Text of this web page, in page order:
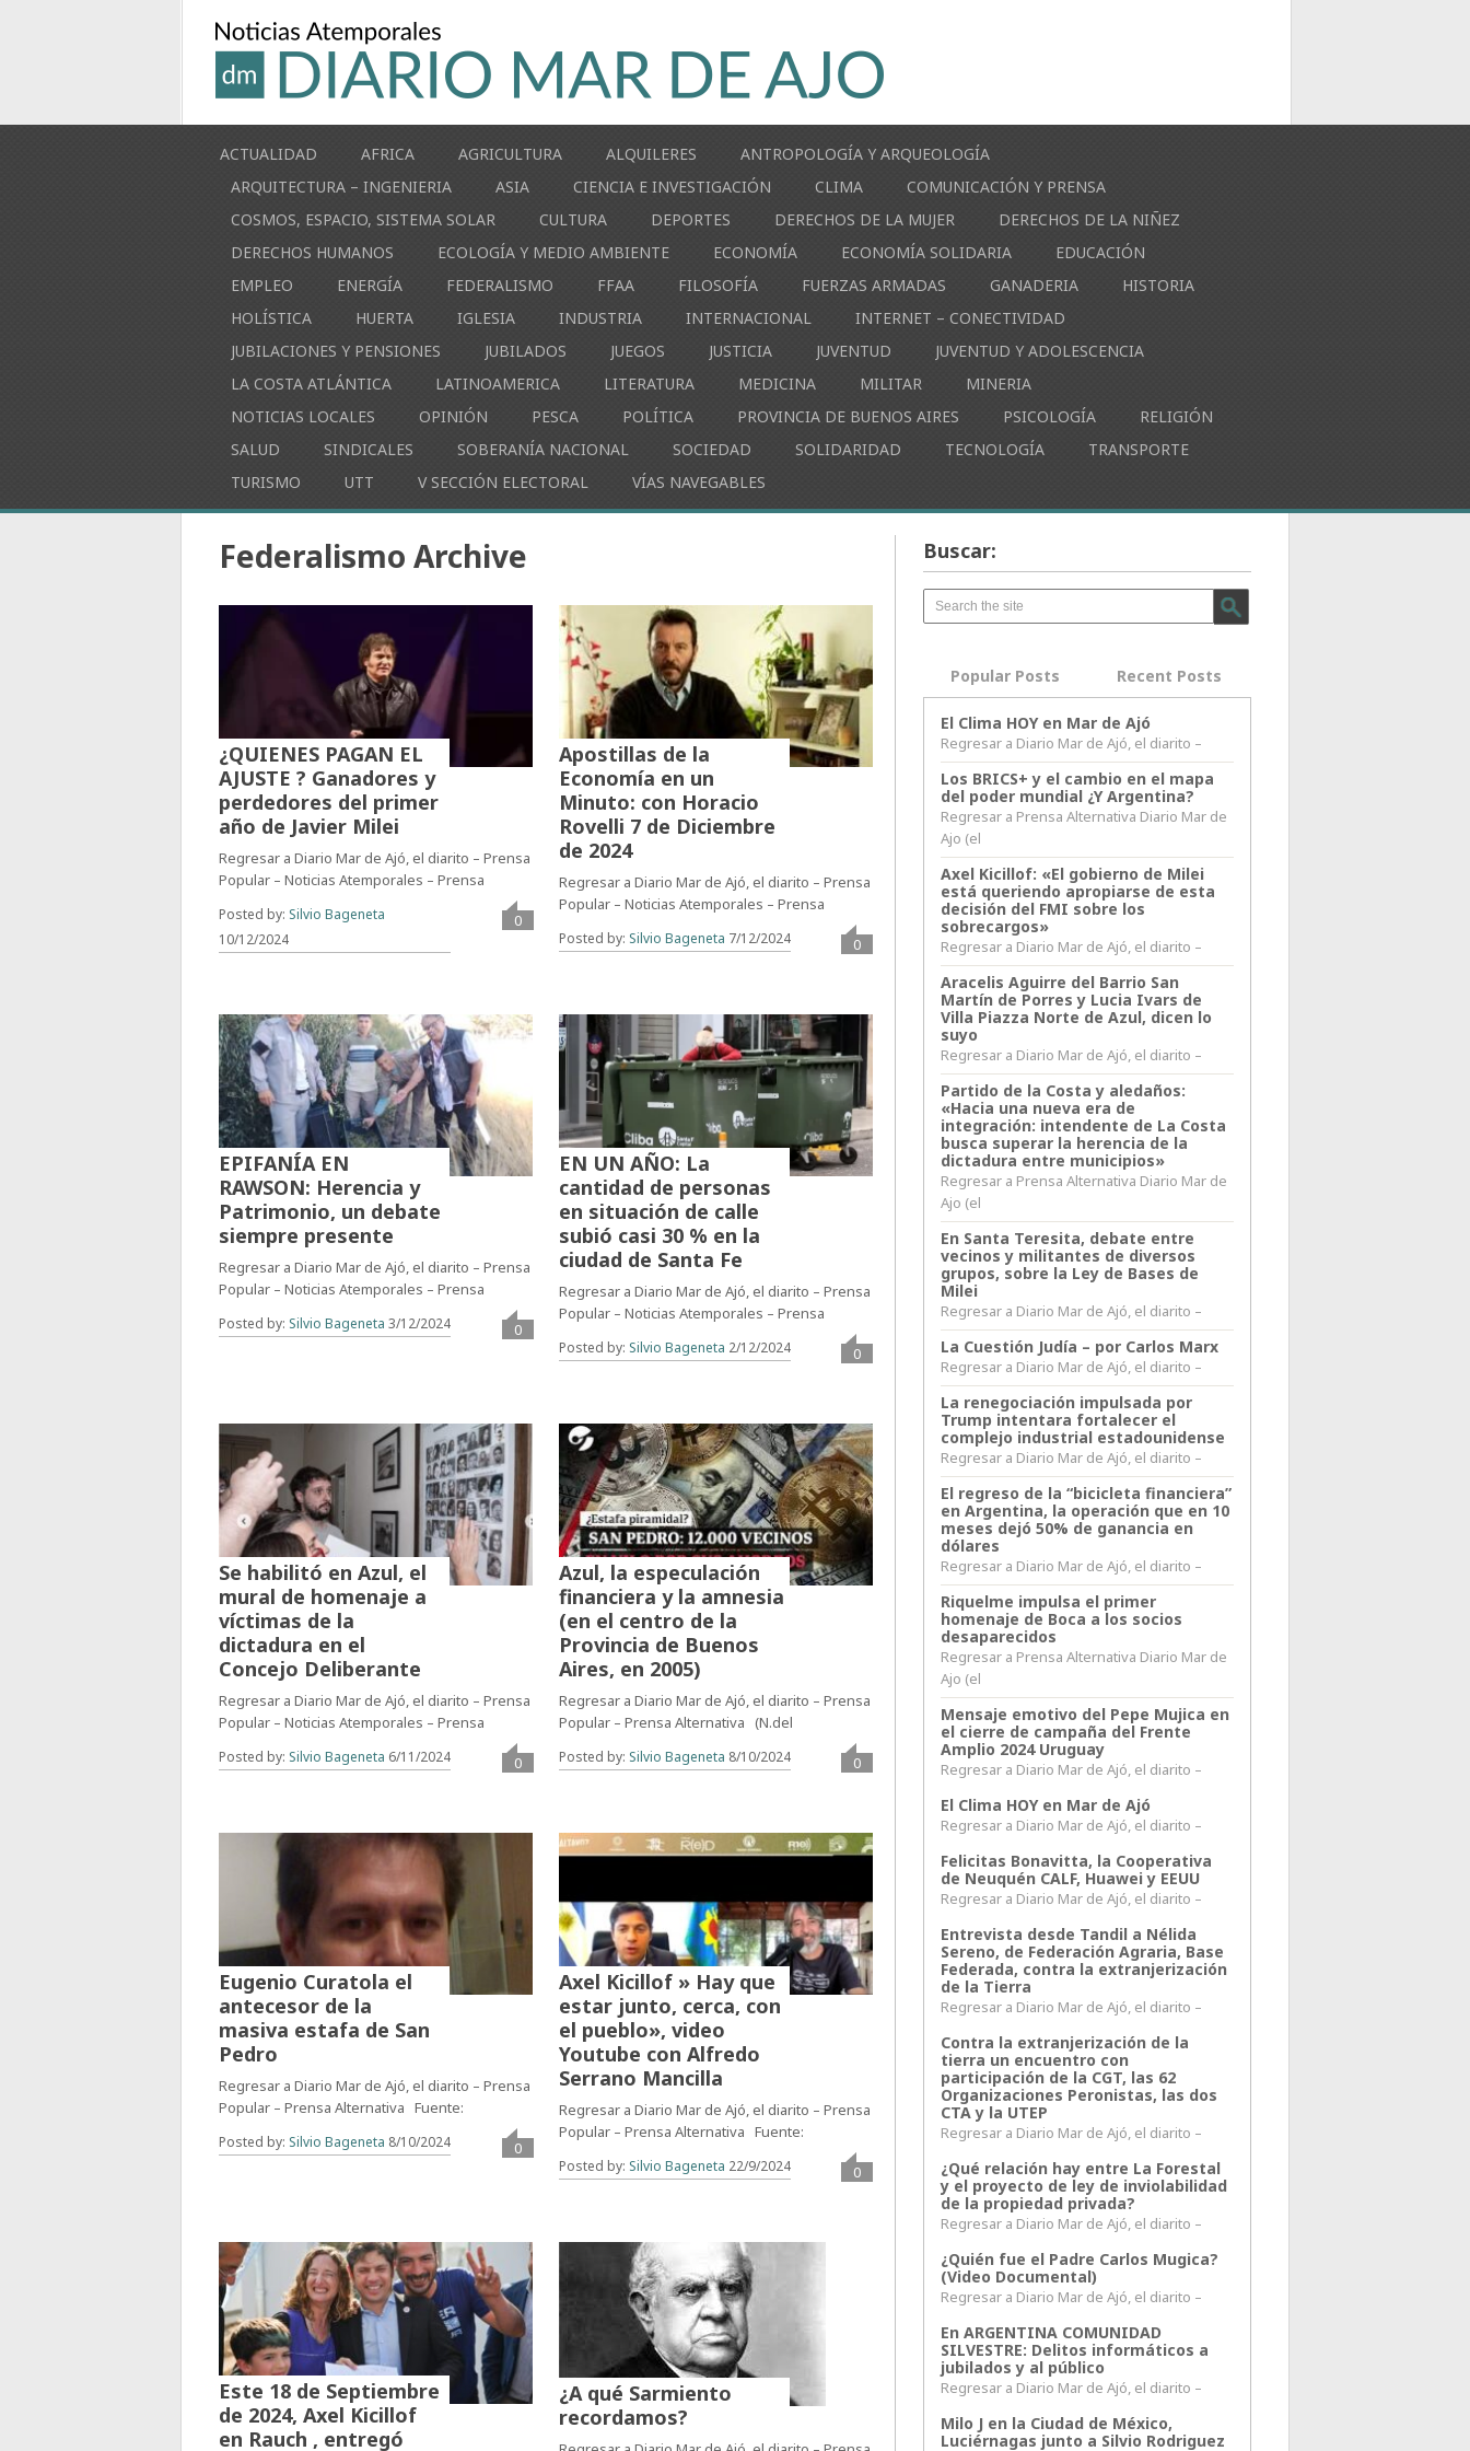
ACTUALIDAD AFRICA AGRICULTURA ALQUILERES
ANTROPOLOGÍA Y ARQUEOLOGÍA
ARQUITECTURA – INGENIERIA
ASIA CIENCIA E INVESTIGACIÓN CLIMA
COMUNICACIÓN Y PRENSA
COSMOS, ESPACIO, SISTEMA SOLAR
CULTURA DEPORTES DERECHOS DE LA MUJER
DERECHOS DE LA NIÑEZ
DERECHOS HUMANOS
ECOLOGÍA Y MEDIO AMBIENTE ECONOMÍA ECONOMÍA SOLIDARIA
EDUCACIÓN
EMPLEO
ENERGÍA FEDERALISMO FFAA FILOSOFÍA FUERZAS ARMADAS GANADERIA
HISTORIA
HOLÍSTICA
HUERTA IGLESIA INDUSTRIA INTERNACIONAL
INTERNET – CONECTIVIDAD
JUBILACIONES Y PENSIONES
JUBILADOS JUEGOS JUSTICIA JUVENTUD
JUVENTUD Y ADOLESCENCIA
LA COSTA ATLÁNTICA
LATINOAMERICA LITERATURA MEDICINA MILITAR
MINERIA
NOTICIAS LOCALES
OPINIÓN PESCA POLÍTICA PROVINCIA DE BUENOS AIRES PSICOLOGÍA
RELIGIÓN
SALUD
SINDICALES SOBERANÍA NACIONAL SOCIEDAD SOLIDARIDAD TECNOLOGÍA
TRANSPORTE
TURISMO
UTT V SECCIÓN ELECTORAL VÍAS NAVEGABLES
Federalismo Archive
¿QUIENES PAGAN EL
AJUSTE ? Ganadores y
perdedores del primer
año de Javier Milei
Regresar a Diario Mar de Ajó, el diarito – Prensa
Popular – Noticias Atemporales – Prensa
Posted by: Silvio Bageneta
10/12/2024
0
Apostillas de la
Economía en un
Minuto: con Horacio
Rovelli 7 de Diciembre
de 2024
Regresar a Diario Mar de Ajó, el diarito – Prensa
Popular – Noticias Atemporales – Prensa
Posted by: Silvio Bageneta 7/12/2024 0
EPIFANÍA EN
RAWSON: Herencia y
Patrimonio, un debate
siempre presente
Regresar a Diario Mar de Ajó, el diarito – Prensa
Popular – Noticias Atemporales – Prensa
Posted by: Silvio Bageneta 3/12/2024 0
EN UN AÑO: La
cantidad de personas
en situación de calle
subió casi 30 % en la
ciudad de Santa Fe
Regresar a Diario Mar de Ajó, el diarito – Prensa
Popular – Noticias Atemporales – Prensa
Posted by: Silvio Bageneta 2/12/2024 0
Se habilitó en Azul, el
mural de homenaje a
víctimas de la
dictadura en el
Concejo Deliberante
Regresar a Diario Mar de Ajó, el diarito – Prensa
Popular – Noticias Atemporales – Prensa
Posted by: Silvio Bageneta 6/11/2024 0
Azul, la especulación
financiera y la amnesia
(en el centro de la
Provincia de Buenos
Aires, en 2005)
Regresar a Diario Mar de Ajó, el diarito – Prensa
Popular – Prensa Alternativa (N.del
Posted by: Silvio Bageneta 8/10/2024 0
Eugenio Curatola el
antecesor de la
masiva estafa de San
Pedro
Regresar a Diario Mar de Ajó, el diarito – Prensa
Popular – Prensa Alternativa Fuente:
Posted by: Silvio Bageneta 8/10/2024 0
Axel Kicillof » Hay que
estar junto, cerca, con
el pueblo», video
Youtube con Alfredo
Serrano Mancilla
Regresar a Diario Mar de Ajó, el diarito – Prensa
Popular – Prensa Alternativa Fuente:
Posted by: Silvio Bageneta 22/9/2024 0
Este 18 de Septiembre
de 2024, Axel Kicillof
en Rauch , entregó
¿A qué Sarmiento
recordamos?
Buscar:
Popular Posts Recent Posts
El Clima HOY en Mar de Ajó
Regresar a Diario Mar de Ajó, el diarito –
Los BRICS+ y el cambio en el mapa
del poder mundial ¿Y Argentina?
Regresar a Prensa Alternativa Diario Mar de
Ajo (el
Axel Kicillof: «El gobierno de Milei
está queriendo apropiarse de esta
decisión del FMI sobre los
sobrecargos»
Regresar a Diario Mar de Ajó, el diarito –
Aracelis Aguirre del Barrio San
Martín de Porres y Lucia Ivars de
Villa Piazza Norte de Azul, dicen lo
suyo
Regresar a Diario Mar de Ajó, el diarito –
Partido de la Costa y aledaños:
«Hacia una nueva era de
integración: intendente de La Costa
busca superar la herencia de la
dictadura entre municipios»
Regresar a Prensa Alternativa Diario Mar de
Ajo (el
En Santa Teresita, debate entre
vecinos y militantes de diversos
grupos, sobre la Ley de Bases de
Milei
Regresar a Diario Mar de Ajó, el diarito –
La Cuestión Judía – por Carlos Marx
Regresar a Diario Mar de Ajó, el diarito –
La renegociación impulsada por
Trump intentara fortalecer el
complejo industrial estadounidense
Regresar a Diario Mar de Ajó, el diarito –
El regreso de la “bicicleta financiera”
en Argentina, la operación que en 10
meses dejó 50% de ganancia en
dólares
Regresar a Diario Mar de Ajó, el diarito –
Riquelme impulsa el primer
homenaje de Boca a los socios
desaparecidos
Regresar a Prensa Alternativa Diario Mar de
Ajo (el
Mensaje emotivo del Pepe Mujica en
el cierre de campaña del Frente
Amplio 2024 Uruguay
Regresar a Diario Mar de Ajó, el diarito –
El Clima HOY en Mar de Ajó
Regresar a Diario Mar de Ajó, el diarito –
Felicitas Bonavitta, la Cooperativa
de Neuquén CALF, Huawei y EEUU
Regresar a Diario Mar de Ajó, el diarito –
Entrevista desde Tandil a Nélida
Sereno, de Federación Agraria, Base
Federada, contra la extranjerización
de la Tierra
Regresar a Diario Mar de Ajó, el diarito –
Contra la extranjerización de la
tierra un encuentro con
participación de la CGT, las 62
Organizaciones Peronistas, las dos
CTA y la UTEP
Regresar a Diario Mar de Ajó, el diarito –
¿Qué relación hay entre La Forestal
y el proyecto de ley de inviolabilidad
de la propiedad privada?
Regresar a Diario Mar de Ajó, el diarito –
¿Quién fue el Padre Carlos Mugica?
(Video Documental)
Regresar a Diario Mar de Ajó, el diarito –
En ARGENTINA COMUNIDAD
SILVESTRE: Delitos informáticos a
jubilados y al público
Regresar a Diario Mar de Ajó, el diarito –
Milo J en la Ciudad de México,
Luciérnagas junto a Silvio Rodriguez